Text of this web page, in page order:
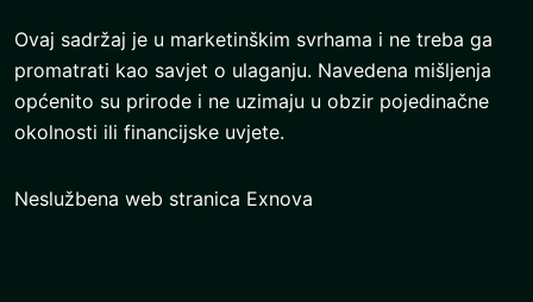
Ovaj sadržaj je u marketinškim svrhama i ne treba ga
promatrati kao savjet o ulaganju. Navedena mišljenja
općenito su prirode i ne uzimaju u obzir pojedinačne
okolnosti ili financijske uvjete.
Neslužbena web stranica Exnova